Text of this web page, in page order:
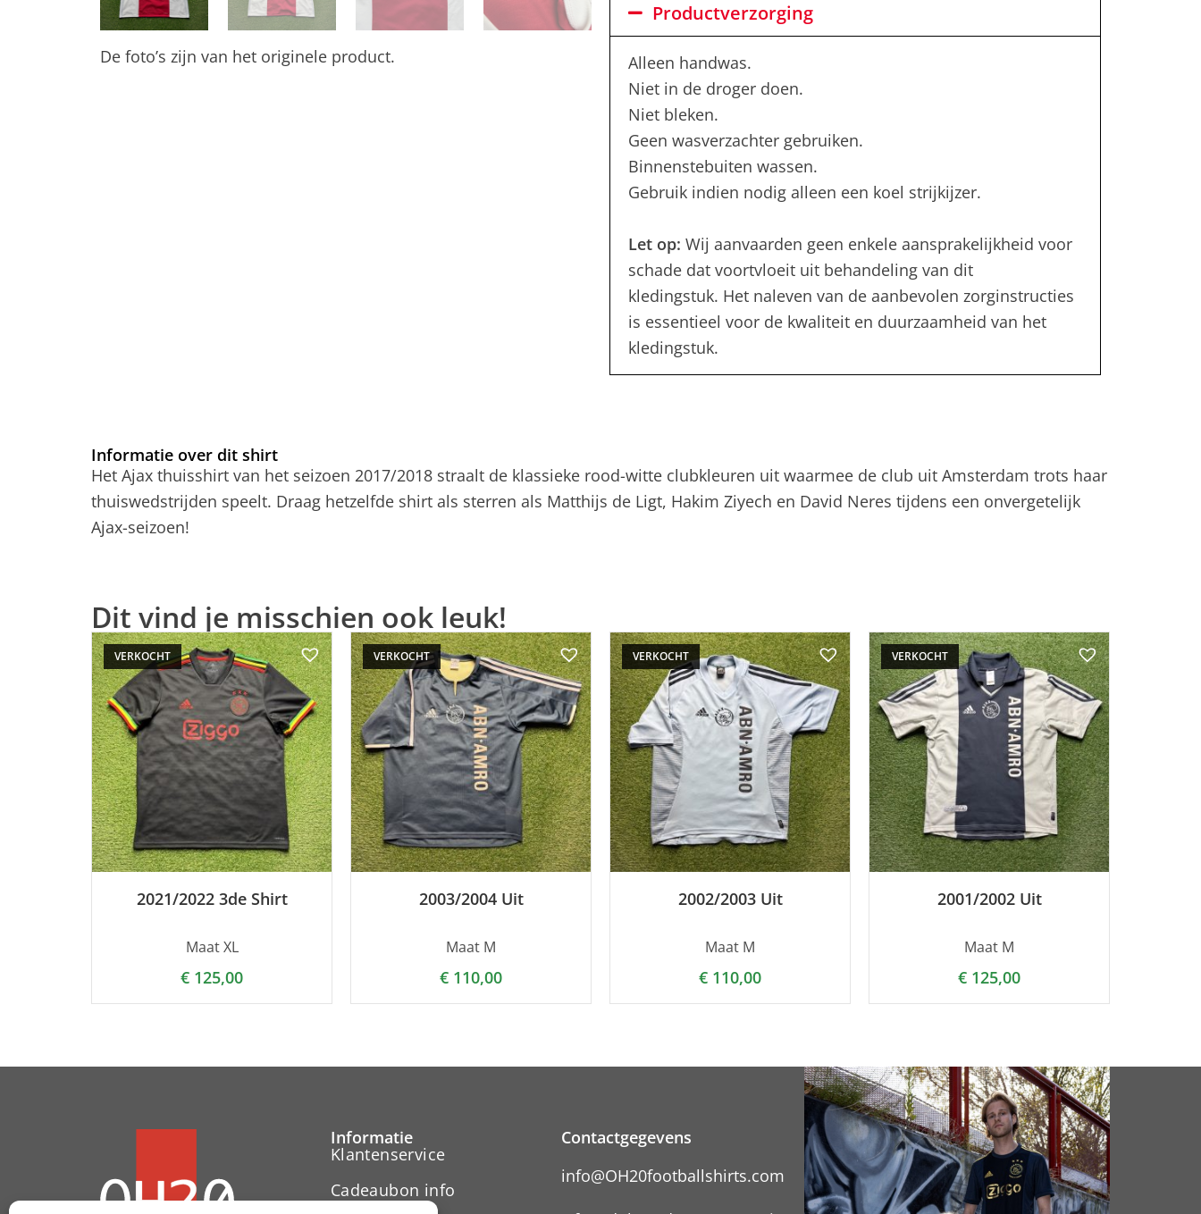
De foto’s zijn van het originele product.
Productverzorging
Alleen handwas.
Niet in de droger doen.
Niet bleken.
Geen wasverzachter gebruiken.
Binnenstebuiten wassen.
Gebruik indien nodig alleen een koel strijkijzer.
Let op: Wij aanvaarden geen enkele aansprakelijkheid voor
schade dat voortvloeit uit behandeling van dit
kledingstuk. Het naleven van de aanbevolen zorginstructies
is essentieel voor de kwaliteit en duurzaamheid van het
kledingstuk.
Informatie over dit shirt
Het Ajax thuisshirt van het seizoen 2017/2018 straalt de klassieke rood-witte clubkleuren uit waarmee de club uit Amsterdam trots haar
thuiswedstrijden speelt. Draag hetzelfde shirt als sterren als Matthijs de Ligt, Hakim Ziyech en David Neres tijdens een onvergetelijk
Ajax-seizoen!
Dit vind je misschien ook leuk!
VERKOCHT
2021/2022 3de Shirt
Maat XL
€ 125,00
VERKOCHT
2003/2004 Uit
Maat M
€ 110,00
VERKOCHT
2002/2003 Uit
Maat M
€ 110,00
VERKOCHT
2001/2002 Uit
Maat M
€ 125,00
Informatie
Klantenservice
Cadeaubon info
Contactgegevens
info@OH20footballshirts.com